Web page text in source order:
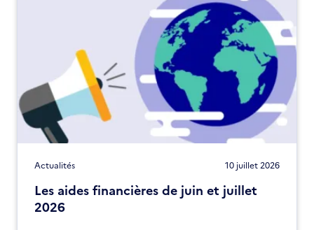
Actualités 10 juillet 2026
Les aides financières de juin et juillet
2026